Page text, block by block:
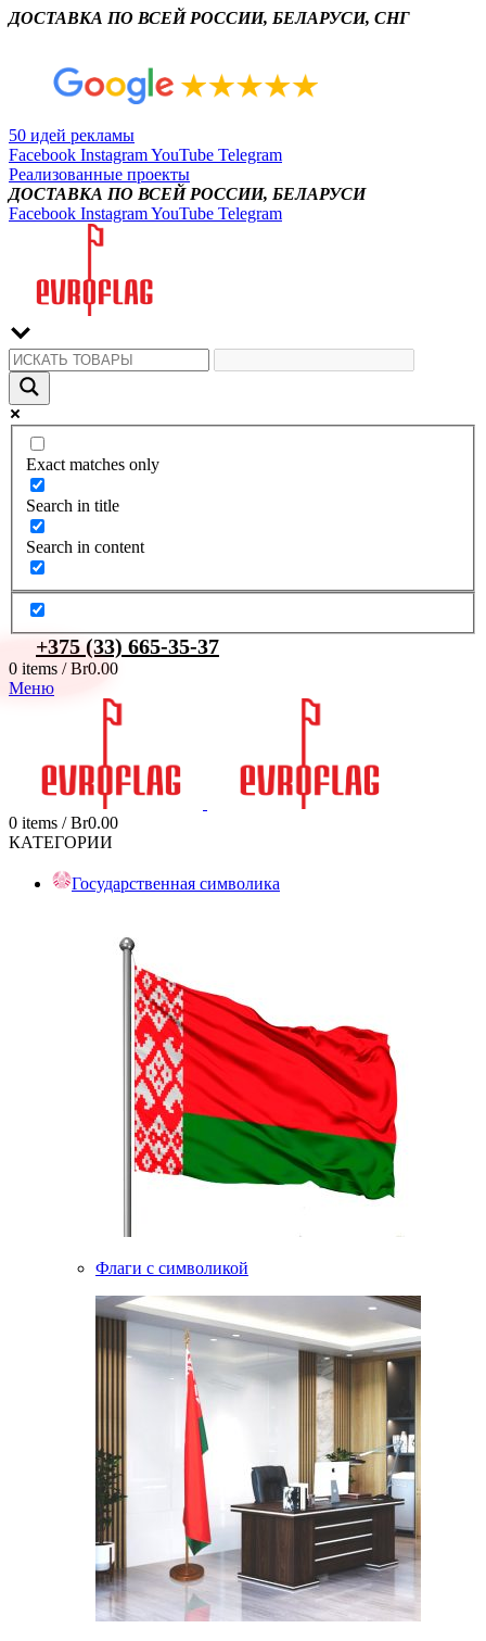
ДОСТАВКА ПО ВСЕЙ РОССИИ, БЕЛАРУСИ, СНГ
50 идей рекламы
Facebook InstagramYouTube Telegram
Реализованные проекты
ДОСТАВКА ПО ВСЕЙ РОССИИ, БЕЛАРУСИ
Facebook InstagramYouTube Telegram
Exact matches only
Search in title
Search in content
+375 (33) 665-35-37
0 items / Br0.00
Меню
0 items / Br0.00
КАТЕГОРИИ
Государственная символика
Флаги с символикой